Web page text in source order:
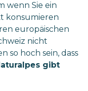
wenn Sie ein
konsumieren
europäischen
nicht
so hoch sein, dass
gibt